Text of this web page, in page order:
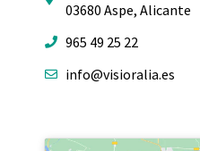
03680 Aspe, Alicante
965 49 25 22
info@visioralia.es